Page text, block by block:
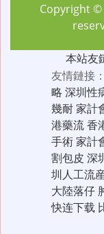
Copyright ©
本站友
友情鏈接：
略 深圳性
幾耐家計
港藥流香
手術家計
割包皮 深
圳人工流
大陸落仔
快连下载